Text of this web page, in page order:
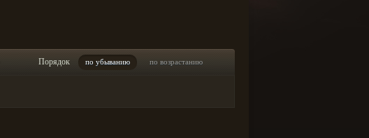
Порядок по убыванию по возрастанию